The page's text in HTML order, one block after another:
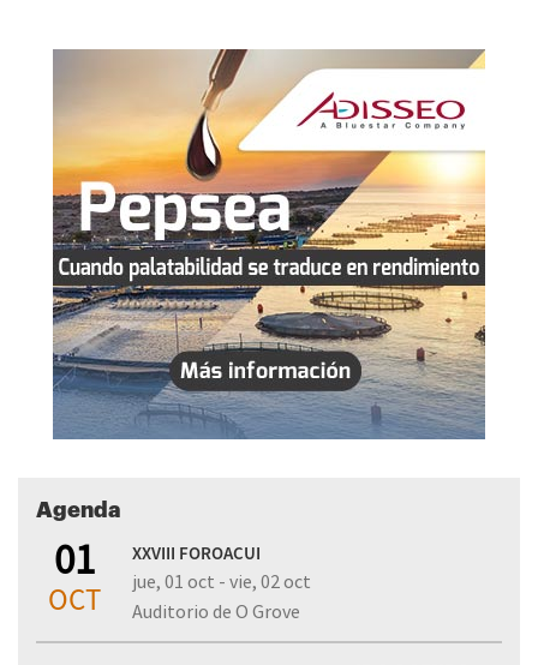
Agenda
01
OCT
XXVIII FOROACUI
jue, 01 oct - vie, 02 oct
Auditorio de O Grove